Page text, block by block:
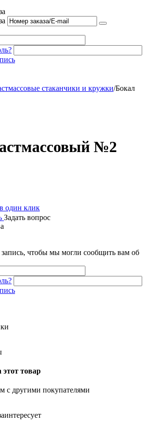
стаканчики и кружки/Бокал
№2
один клик
Задать вопрос
чтобы мы могли сообщить вам об
товар
с другими покупателями